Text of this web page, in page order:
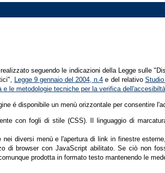
seguendo le indicazioni della Legge sulle
Legge 9 gennaio del 2004, n.4 e del relativo
le metodologie tecniche per la verifica
é disponibile un menù orizzontale per consentire
con fogli di stile (CSS). Il linguaggio di
nei diversi menù e l'apertura di link in finestre
di browser con JavaScript abilitato. Se ciò non
prodotta in formato testo mantenendo le